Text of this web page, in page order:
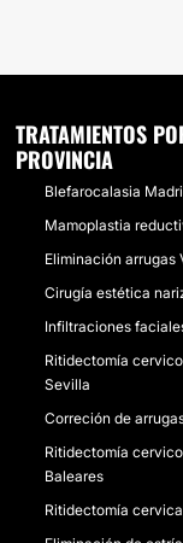
TRATAMIENTOS
PROVINCIA
Blefarocalasia
Mamoplastia
Eliminación arrugas
Cirugía estética
Infiltraciones
Ritidectomía
Sevilla
Correción de
Ritidectomía
Baleares
Ritidectomía